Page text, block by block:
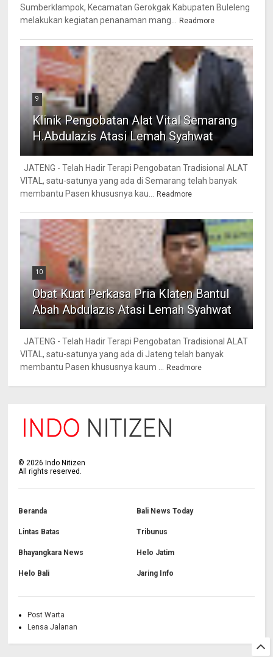
Sumberklampok, Kecamatan Gerokgak Kabupaten Buleleng
melakukan kegiatan penanaman mang...
Readmore
9
Klinik Pengobatan Alat Vital Semarang
H.Abdulazis Atasi Lemah Syahwat
JATENG - Telah Hadir Terapi Pengobatan Tradisional ALAT
VITAL, satu-satunya yang ada di Semarang telah banyak
membantu Pasen khususnya kau...
Readmore
10
Obat Kuat Perkasa Pria Klaten Bantul
Abah Abdulazis Atasi Lemah Syahwat
JATENG - Telah Hadir Terapi Pengobatan Tradisional ALAT
VITAL, satu-satunya yang ada di Jateng telah banyak
membantu Pasen khususnya kaum ...
Readmore
© 2026 Indo Nitizen
All rights reserved.
Beranda Bali News Today
Lintas Batas Tribunus
Bhayangkara News Helo Jatim
Helo Bali Jaring Info
Post Warta
Lensa Jalanan